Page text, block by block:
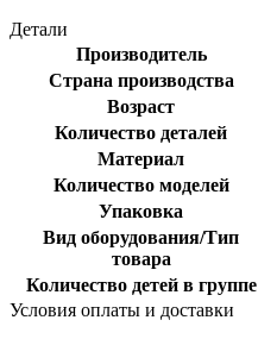
Детали
Производитель
Страна производства
Возраст
Количество деталей
Материал
Количество моделей
Упаковка
Вид оборудования/Тип
товара
Количество детей в группе
Условия оплаты и доставки